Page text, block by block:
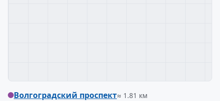
Волгоградский проспект≈ 1.81 км